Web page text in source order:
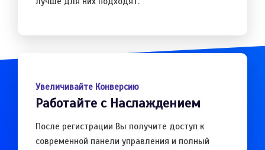
Увеличивайте Конверсию
Работайте с Наслаждением
После регистрации Вы получите доступ к
современной панели управления и полный